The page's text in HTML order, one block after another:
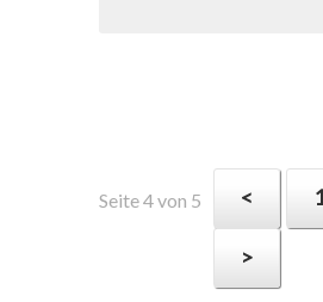
Seite 4 von 5 <
>